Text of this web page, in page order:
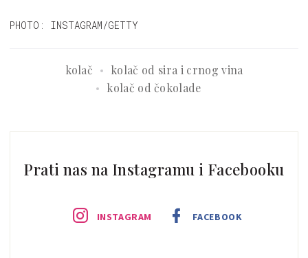
PHOTO: INSTAGRAM/GETTY
kolač
kolač od sira i crnog vina
kolač od čokolade
Prati nas na Instagramu i Facebooku
INSTAGRAM FACEBOOK